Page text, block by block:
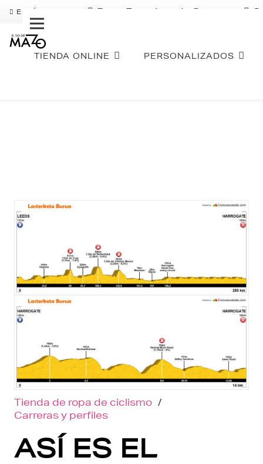
ENVÍO GRATIS Pago Fraccionado Sequra
TIENDA ONLINE PERSONALIZADOS
Tienda de ropa de ciclismo /
Carreras y perfiles
ASÍ ES EL